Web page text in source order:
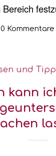
0 Kommentare
und
kann